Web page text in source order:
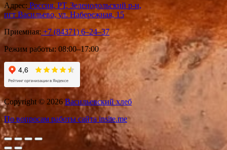
Адрес: Россия, РТ, Зеленодольский р-н,
пгт Васильево, ул. Набережная, 15
Приемная: +7 (84371) 6‒24‒37
Режим работы: 08:00–17:00
Copyright © 2026 Васильевский хлеб
По вопросам работы сайта insite.me